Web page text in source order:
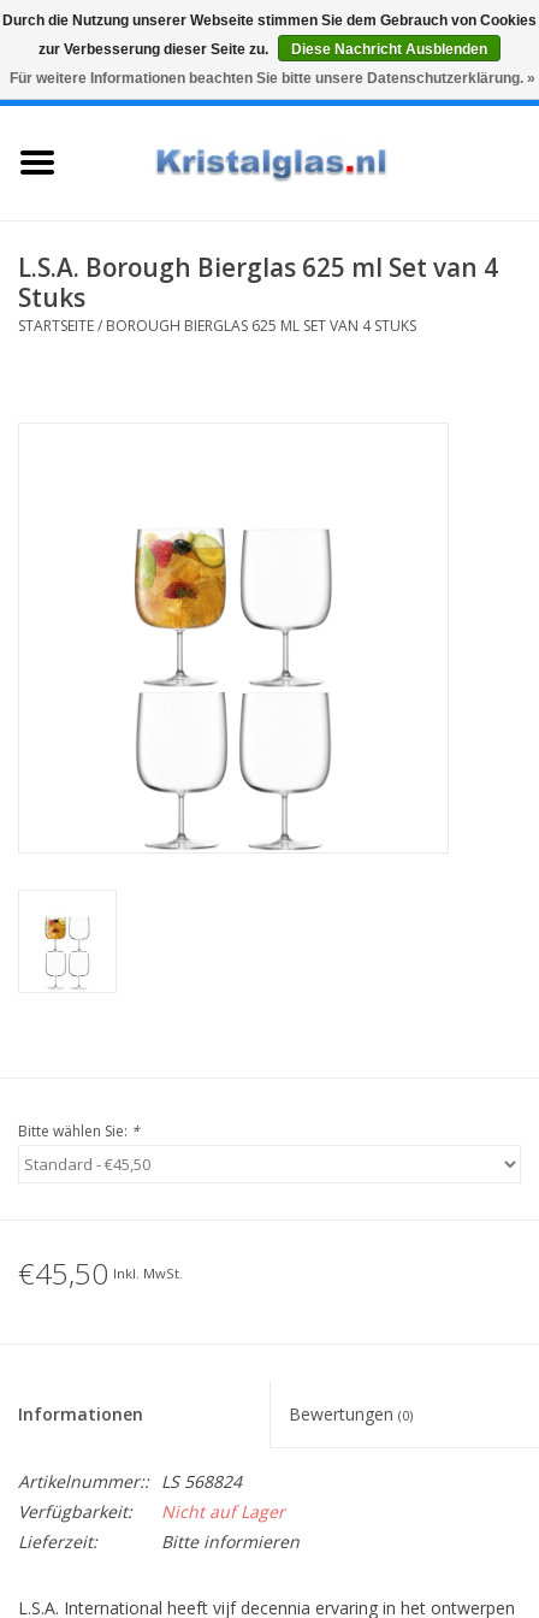
Snelle levering
Graveren
0 Artikel - €0,00
Karaffen
Glasgravur fur karaffe und
L.S.A. Borough Bierglas 625 ml Set van 4
Stuks
STARTSEITE/ BOROUGH BIERGLAS 625 ML SET VAN 4 STUKS
Bitte wählen Sie: *
€45,50 Inkl. MwSt.
Informationen Bewertungen (0)
Artikelnummer:: LS 568824
Verfügbarkeit:
Nicht auf Lager
Lieferzeit:
Bitte informieren
L.S.A. International heeft vijf decennia ervaring in het ontwerpen
Durch die Nutzung unserer Webseite stimmen Sie dem Gebrauch von Cookies
zur Verbesserung dieser Seite zu.
Diese Nachricht Ausblenden
Für weitere Informationen beachten Sie bitte unsere Datenschutzerklärung. »